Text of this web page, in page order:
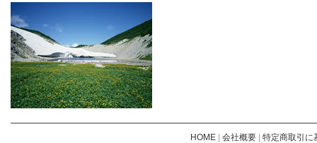
HOME| 会社概要| 特定商取引に